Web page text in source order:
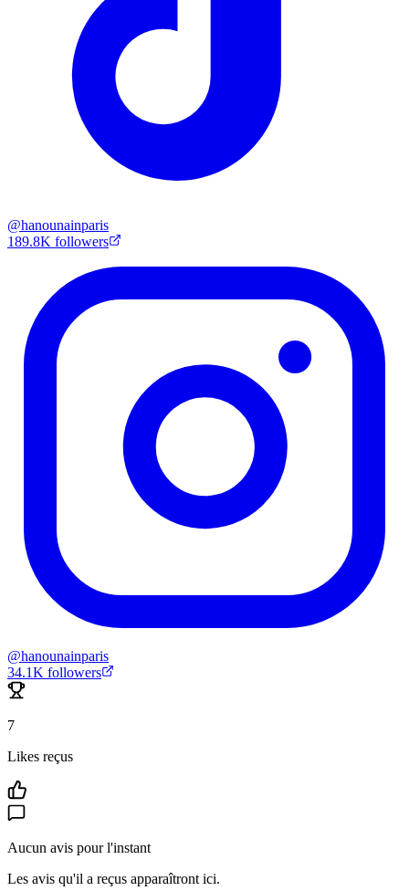
@hanounainparis
189.8K followers
@hanounainparis
34.1K followers
7
Likes reçus
Aucun avis pour l'instant
Les avis qu'il a reçus apparaîtront ici.